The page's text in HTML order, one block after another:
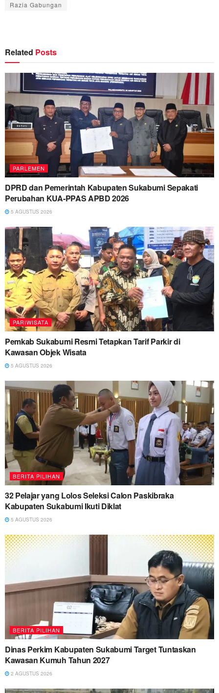
Razia Gabungan
Related Posts
PARLEMEN
DPRD dan Pemerintah Kabupaten Sukabumi Sepakati
Perubahan KUA-PPAS APBD 2026
5 AGUSTUS 2026
PARIWISATA
Pemkab Sukabumi Resmi Tetapkan Tarif Parkir di
Kawasan Objek Wisata
5 AGUSTUS 2026
BERITA PILIHAN
32 Pelajar yang Lolos Seleksi Calon Paskibraka
Kabupaten Sukabumi Ikuti Diklat
5 AGUSTUS 2026
BERITA PILIHAN
Dinas Perkim Kabupaten Sukabumi Target Tuntaskan
Kawasan Kumuh Tahun 2027
2 AGUSTUS 2026